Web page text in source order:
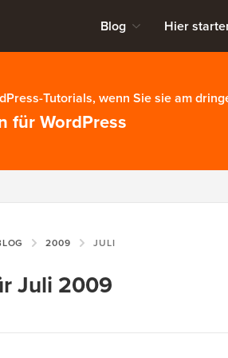
Blog Hier
Tutorials, wenn Sie sie am
für WordPress
2009 JULI
Juli 2009